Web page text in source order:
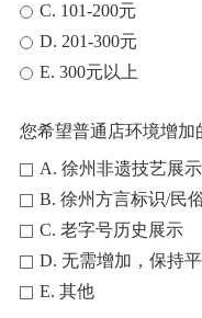
C. 101-200元
D. 201-300元
E. 300元以上
您希望普通店环境增加
A. 徐州非遗技艺展示
B. 徐州方言标识/民
C. 老字号历史展示
D. 无需增加，保持
E. 其他